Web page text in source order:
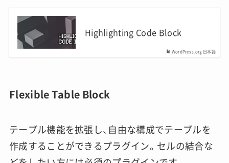
WordPress.org 日本語
Highlighting Code Block
Flexible Table Block
テーブル機能を拡張し、自由な構成でテーブルを
作成することができるプラグイン。セルの結合な